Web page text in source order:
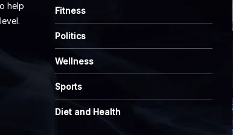
help
Fitness
Politics
Wellness
Sports
Diet and Health